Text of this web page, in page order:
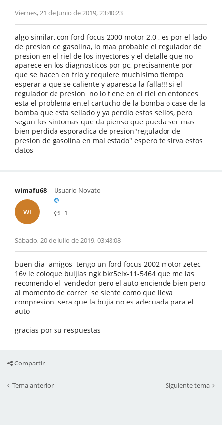
Viernes, 21 de Junio de 2019, 23:40:23
algo similar, con ford focus 2000 motor 2.0 , es por el lado
de presion de gasolina, lo maa probable el regulador de
presion en el riel de los inyectores y el detalle que no
aparece en los diagnosticos por pc, precisamente por
que se hacen en frio y requiere muchisimo tiempo
esperar a que se caliente y aparesca la falla!!! si el
regulador de presion no lo tiene en el riel en entonces
esta el problema en.el cartucho de la bomba o case de la
bomba que esta sellado y ya perdio estos sellos, pero
segun los sintomas que da pienso que pueda ser mas
bien perdida esporadica de presion"regulador de
presion de gasolina en mal estado" espero te sirva estos
datos
wimafu68
WI
Usuario Novato
1
Sábado, 20 de Julio de 2019, 03:48:08
buen dia amigos tengo un ford focus 2002 motor zetec
16v le coloque buijias ngk bkr5eix-11-5464 que me las
recomendo el vendedor pero el auto enciende bien pero
al momento de correr se siente como que lleva
compresion sera que la bujia no es adecuada para el
auto
gracias por su respuestas
Compartir
Tema anterior Siguiente tema